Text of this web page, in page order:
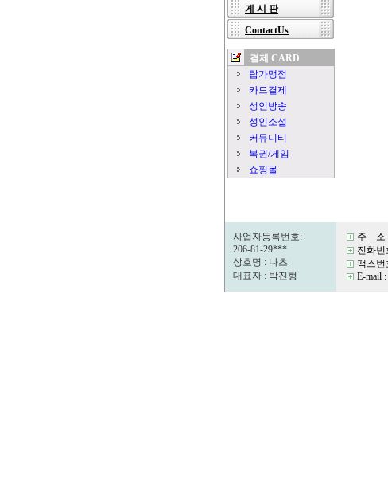
게 시 판
ContactUs
결 제 CARD
탑가맹점
카드결제
성인방송
성인소설
커뮤니티
복권/게임
쇼핑몰
사업자등록번호:
206-81-29***
상호명 : 나츠
대표자 : 박진형
주 소 :
전화번
팩스번
E-mail